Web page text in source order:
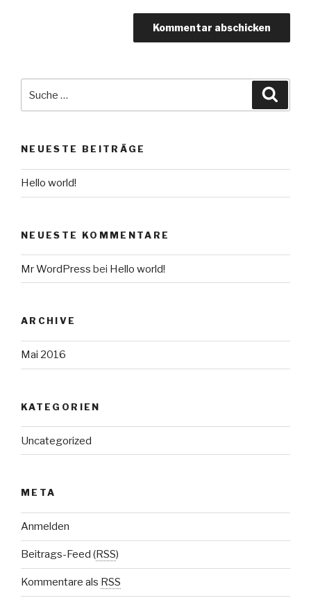
NEUESTE BEITRÄGE
Hello world!
NEUESTE KOMMENTARE
Mr WordPress bei Hello world!
ARCHIVE
Mai 2016
KATEGORIEN
Uncategorized
META
Anmelden
Beitrags-Feed (RSS)
Kommentare als RSS